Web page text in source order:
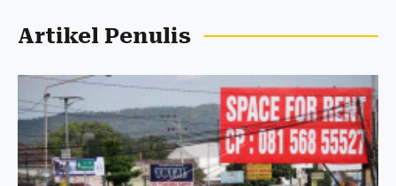
Artikel Penulis